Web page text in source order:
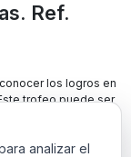
Ref.
los logros en
trofeo puede ser
analizar el